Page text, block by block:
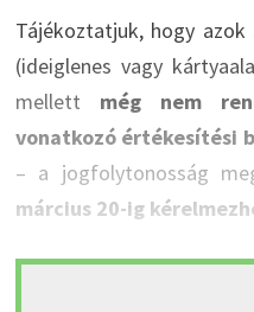
Tájékoztatjuk, hogy
(ideiglenes vagy
mellett még nem
vonatkozó értékesítési
– a jogfolytonosság
március 20-ig